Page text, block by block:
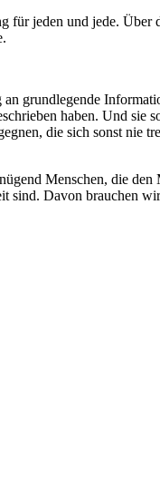
jeden und jede. Über
grundlegende
haben. Und sie
die sich sonst nie
Menschen, die
sind. Davon brauchen